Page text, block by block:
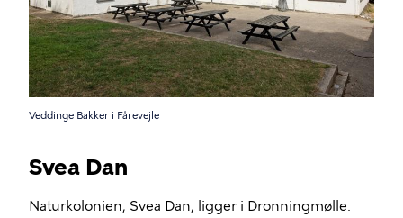
Veddinge Bakker i Fårevejle
Svea Dan
Naturkolonien, Svea Dan, ligger i Dronningmølle.